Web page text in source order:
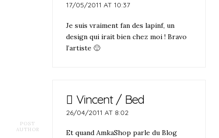
17/05/2011 AT 10:37
Je suis vraiment fan des lapinf, un
design qui irait bien chez moi ! Bravo
l’artiste 🙂
POST
AUTHOR
Vincent / Bed
26/04/2011 AT 8:02
Et quand AmkaShop parle du Blog